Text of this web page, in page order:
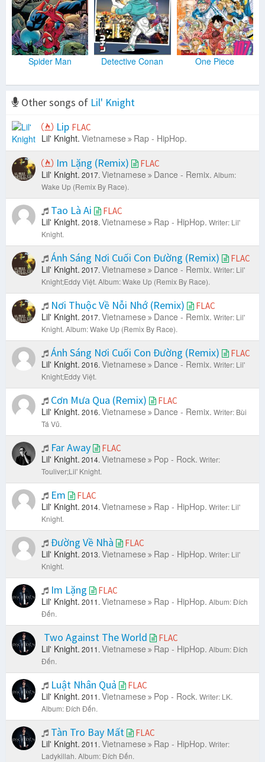
Spider Man Detective Conan One Piece
Other songs of Lil' Knight
Lip FLAC
Lil' Knight. Vietnamese Rap - HipHop.
Im Lặng (Remix) FLAC
Lil' Knight. 2017. Vietnamese Dance - Remix. Album:
Wake Up (Remix By Race).
Tao Là Ai FLAC
Lil' Knight. 2018. Vietnamese Rap - HipHop. Writer: Lil'
Knight.
Ánh Sáng Nơi Cuối Con Đường (Remix) FLAC
Lil' Knight. 2017. Vietnamese Dance - Remix. Writer: Lil'
Knight;Eddy Việt. Album: Wake Up (Remix By Race).
Nơi Thuộc Về Nỗi Nhớ (Remix) FLAC
Lil' Knight. 2017. Vietnamese Dance - Remix. Writer: Lil'
Knight. Album: Wake Up (Remix By Race).
Ánh Sáng Nơi Cuối Con Đường (Remix) FLAC
Lil' Knight. 2016. Vietnamese Dance - Remix. Writer: Lil'
Knight;Eddy Việt.
Cơn Mưa Qua (Remix) FLAC
Lil' Knight. 2016. Vietnamese Dance - Remix. Writer: Bùi
Tá Vũ.
Far Away FLAC
Lil' Knight. 2014. Vietnamese Pop - Rock. Writer:
Touliver;Lil' Knight.
Em FLAC
Lil' Knight. 2014. Vietnamese Rap - HipHop. Writer: Lil'
Knight.
Đường Về Nhà FLAC
Lil' Knight. 2013. Vietnamese Rap - HipHop. Writer: Lil'
Knight.
Im Lặng FLAC
Lil' Knight. 2011. Vietnamese Rap - HipHop. Album: Đích
Đến.
Two Against The World FLAC
Lil' Knight. 2011. Vietnamese Rap - HipHop. Album: Đích
Đến.
Luật Nhân Quả FLAC
Lil' Knight. 2011. Vietnamese Pop - Rock. Writer: LK.
Album: Đích Đến.
Tàn Tro Bay Mất FLAC
Lil' Knight. 2011. Vietnamese Rap - HipHop. Writer:
Ladykillah. Album: Đích Đến.